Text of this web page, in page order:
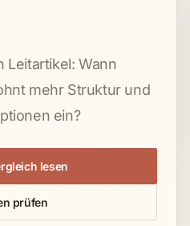
Leitartikel: Wann
mehr Struktur und
ein?
lesen
prüfen